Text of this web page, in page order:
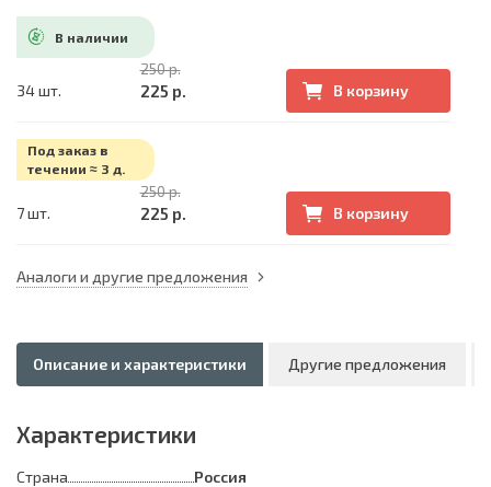
В наличии
34 шт.
250 р.
225 р. В корзину
Под заказ в
течении ≈ 3 д.
7 шт.
250 р.
225 р. В корзину
Аналоги и другие предложения
Описание и характеристики Другие предложения
Характеристики
Страна
Россия